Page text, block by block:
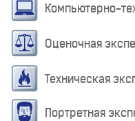
Компьютерно-
Оценочная
Техническая
Портретная